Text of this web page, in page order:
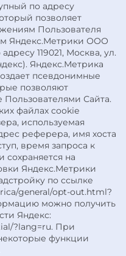
по адресу
позволяет
Пользователя
Яндекс.Метрики ООО
119021, Москва, ул.
Яндекс.Метрика
псевдонимные
позволяют
Пользователями Сайта.
файлах cookie
используемая
реферера, имя хоста
время запроса к
сохраняется на
Яндекс.Метрики
по ссылке
general/opt-out.html?
можно получить
Яндекс:
?lang=ru. При
функции